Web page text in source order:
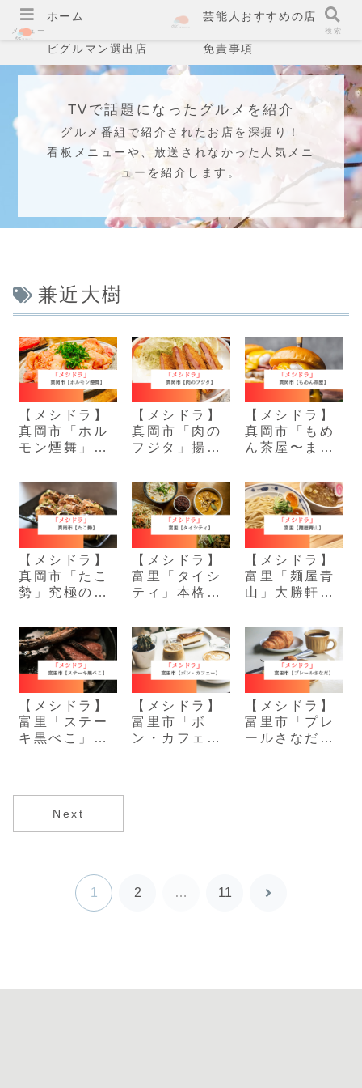
ホーム 芸能人おすすめの店
ビグルマン選出店 免責事項
TVで話題になったグルメを紹介
グルメ番組で紹介されたお店を深掘り！
看板メニューや、放送されなかった人気メニ
ューを紹介します。
兼近大樹
【メシドラ】
真岡市「ホル
モン煙舞」鮮
モンを楽しめ
る店
【メシドラ】
真岡市「肉の
フジタ」揚げ
気の町のお肉
屋さん
【メシドラ】
真岡市「もめ
ん茶屋〜まち
処〜」絶品チ
ーズバーガー
【メシドラ】
真岡市「たこ
勢」究極のた
パリパリクレ
ープ
【メシドラ】
富里「タイシ
ティ」本格タ
のカフェレス
トラン
【メシドラ】
富里「麺屋青
山」大勝軒の
ーム味玉は必
食！
【メシドラ】
富里「ステー
キ黒べこ」肉
【メシドラ】
富里市「ボ
ン・カフェ」
【メシドラ】
富里市「プレ
ールさなだ」
Next
1 2 … 11
次
メニュー 検索